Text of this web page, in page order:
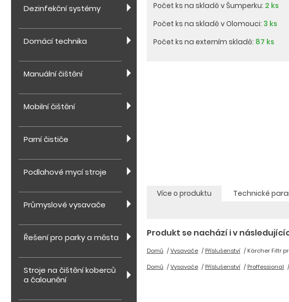
Dezinfekční systémy
Domácí technika
Manuální čištění
Mobilní čištění
Parní čističe
Podlahové mycí stroje
Průmyslové vysavače
Řešení pro parky a města
Stroje na čištění koberců
a čalounění
Počet ks na skladě v Šumperku: 2 ks
Počet ks na skladě v Olomouci: 3 ks
Počet ks na externím skladě: 87 ks
Více o produktu Technické
Produkt se nachází i v
Domů Vysavače Příslušenství
Kärcher Filtr
Domů
Vysavače Příslušenství Proffessional